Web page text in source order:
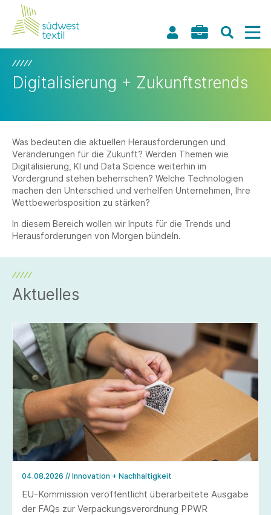
Digitalisierung + Zukunftstrends
Was bedeuten die aktuellen Herausforderungen und
Veränderungen für die Zukunft? Werden Themen wie
Digitalisierung, KI und Data Science weiterhin im
Vordergrund stehen beherrschen? Welche Technologien
machen den Unterschied und verhelfen Unternehmen, Ihre
Wettbewerbsposition zu stärken?
In diesem Bereich wollen wir Inputs für die Trends und
Herausforderungen von Morgen bündeln.
Aktuelles
04.08.2026 // Innovation + Nachhaltigkeit
EU-Kommission veröffentlicht überarbeitete Ausgabe
der FAQs zur Verpackungsverordnung PPWR